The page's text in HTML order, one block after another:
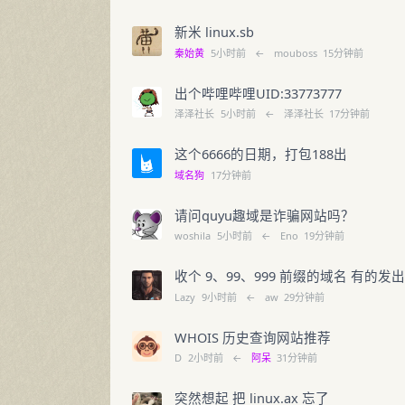
新米 linux.sb
秦始黄 5小时前 ← mouboss 15分钟前
出个哔哩哔哩UID:33773777
泽泽社长 5小时前 ← 泽泽社长 17分钟前
这个6666的日期，打包188出
域名狗 17分钟前
请问quyu趣域是诈骗网站吗？
woshila 5小时前 ← Eno 19分钟前
收个 9、99、999 前缀的域名 有的发
Lazy 9小时前 ← aw 29分钟前
WHOIS 历史查询网站推荐
D 2小时前 ← 阿呆 31分钟前
突然想起 把 linux.ax 忘了